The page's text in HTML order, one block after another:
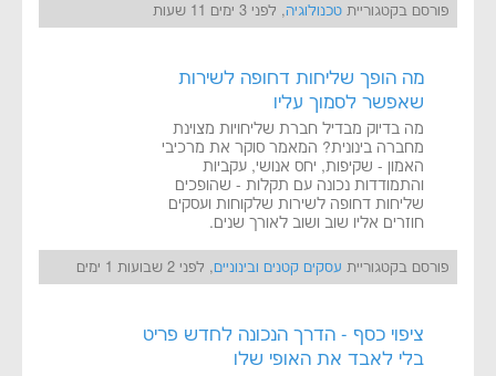
פורסם בקטגוריית טכנולוגיה, לפני 3 ימים 11 שעות
מה הופך שליחות דחופה לשירות
שאפשר לסמוך עליו
מה בדיוק מבדיל חברת שליחויות מצוינת
מחברה בינונית? המאמר סוקר את מרכיבי
האמון - שקיפות, יחס אנושי, עקביות
והתמודדות נכונה עם תקלות - שהופכים
שליחות דחופה לשירות שלקוחות ועסקים
חוזרים אליו שוב ושוב לאורך שנים.
פורסם בקטגוריית עסקים קטנים ובינוניים, לפני 2 שבועות 1 ימים
ציפוי כסף - הדרך הנכונה לחדש פריט
בלי לאבד את האופי שלו